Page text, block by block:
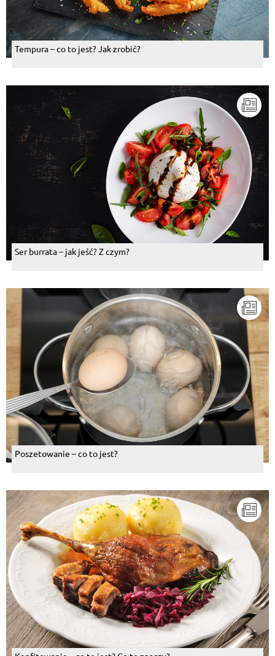
Tempura – co to jest? Jak zrobić?
Ser burrata – jak jeść? Z czym?
Poszetowanie – co to jest?